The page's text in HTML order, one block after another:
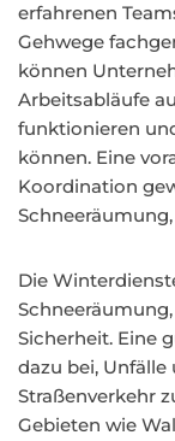
erfahrenen
Gehwege
können
Arbeitsabläufe
funktionieren
können. Eine
Koordination
Die
Sicherheit. Eine
dazu bei,
Straßenverkehr
Gebieten wie